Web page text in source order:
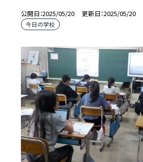
公開日 2025/05/20 更新日 2025/05/20
今日の学校